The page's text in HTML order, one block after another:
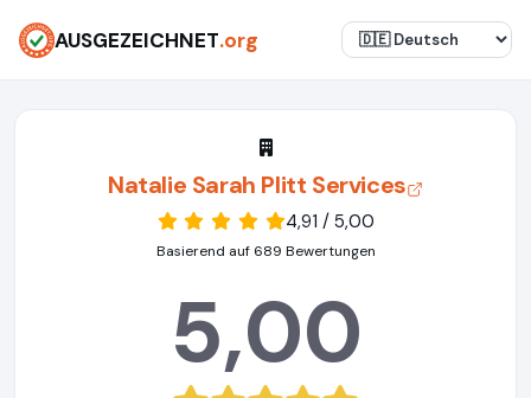
AUSGEZEICHNET.org
Natalie Sarah Plitt Services
4,91 / 5,00
Basierend auf 689 Bewertungen
5,00